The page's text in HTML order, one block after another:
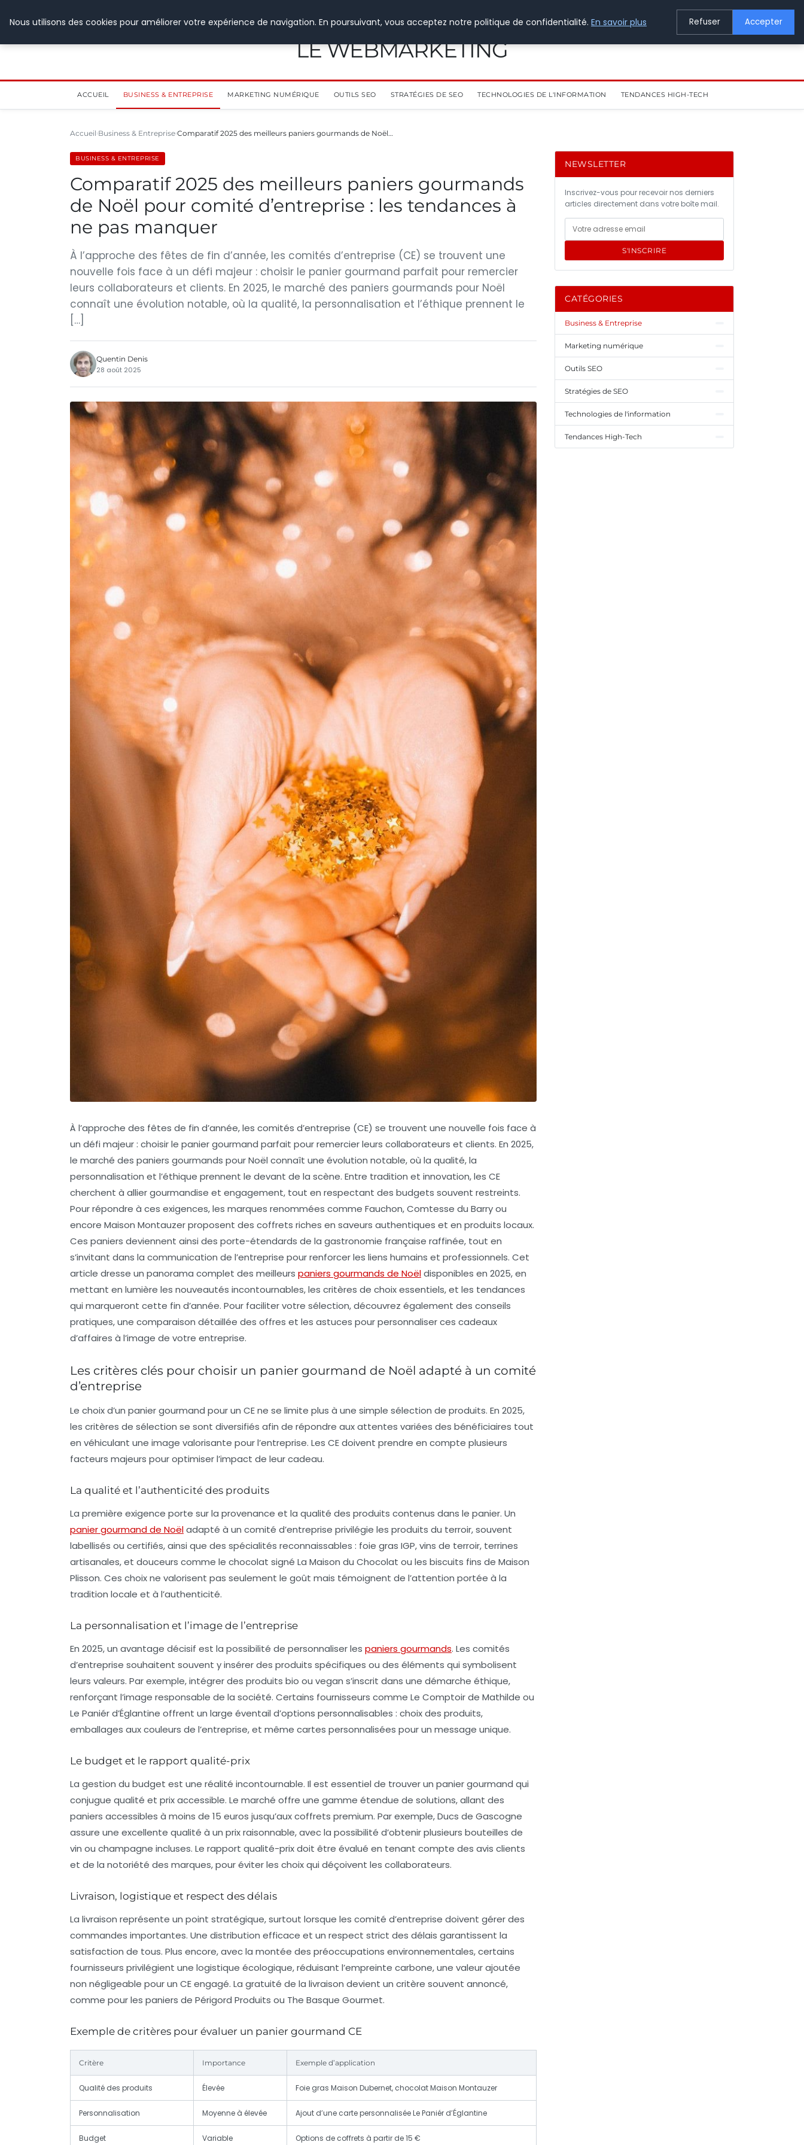
LE WEBMARKETING
ACCUEIL BUSINESS & ENTREPRISE MARKETING NUMÉRIQUE OUTILS SEO STRATÉGIES DE SEO TECHNOLOGIES DE L'INFORMATION TENDANCES HIGH-TECH
Accueil Business & Entreprise Comparatif 2025 des meilleurs paniers gourmands de Noël…
BUSINESS & ENTREPRISE
Comparatif 2025 des meilleurs paniers gourmands
de Noël pour comité d’entreprise : les tendances à
ne pas manquer
À l’approche des fêtes de fin d’année, les comités d’entreprise (CE) se trouvent une
nouvelle fois face à un défi majeur : choisir le panier gourmand parfait pour remercier
leurs collaborateurs et clients. En 2025, le marché des paniers gourmands pour Noël
connaît une évolution notable, où la qualité, la personnalisation et l’éthique prennent le
[…]
Quentin Denis
28 août 2025
À l’approche des fêtes de fin d’année, les comités d’entreprise (CE) se trouvent une nouvelle fois face à
un défi majeur : choisir le panier gourmand parfait pour remercier leurs collaborateurs et clients. En 2025,
le marché des paniers gourmands pour Noël connaît une évolution notable, où la qualité, la
personnalisation et l’éthique prennent le devant de la scène. Entre tradition et innovation, les CE
cherchent à allier gourmandise et engagement, tout en respectant des budgets souvent restreints.
Pour répondre à ces exigences, les marques renommées comme Fauchon, Comtesse du Barry ou
encore Maison Montauzer proposent des coffrets riches en saveurs authentiques et en produits locaux.
Ces paniers deviennent ainsi des porte-étendards de la gastronomie française raffinée, tout en
s’invitant dans la communication de l’entreprise pour renforcer les liens humains et professionnels. Cet
article dresse un panorama complet des meilleurs paniers gourmands de Noëldisponibles en 2025, en
mettant en lumière les nouveautés incontournables, les critères de choix essentiels, et les tendances
qui marqueront cette fin d’année. Pour faciliter votre sélection, découvrez également des conseils
pratiques, une comparaison détaillée des offres et les astuces pour personnaliser ces cadeaux
d’affaires à l’image de votre entreprise.
Les critères clés pour choisir un panier gourmand de Noël adapté à un comité
d’entreprise
Le choix d’un panier gourmand pour un CE ne se limite plus à une simple sélection de produits. En 2025,
les critères de sélection se sont diversifiés afin de répondre aux attentes variées des bénéficiaires tout
en véhiculant une image valorisante pour l’entreprise. Les CE doivent prendre en compte plusieurs
facteurs majeurs pour optimiser l’impact de leur cadeau.
La qualité et l’authenticité des produits
La première exigence porte sur la provenance et la qualité des produits contenus dans le panier. Un
panier gourmand de Noëladapté à un comité d’entreprise privilégie les produits du terroir, souvent
labellisés ou certifiés, ainsi que des spécialités reconnaissables : foie gras IGP, vins de terroir, terrines
artisanales, et douceurs comme le chocolat signé La Maison du Chocolat ou les biscuits fins de Maison
Plisson. Ces choix ne valorisent pas seulement le goût mais témoignent de l’attention portée à la
tradition locale et à l’authenticité.
La personnalisation et l’image de l’entreprise
En 2025, un avantage décisif est la possibilité de personnaliser les paniers gourmands. Les comités
d’entreprise souhaitent souvent y insérer des produits spécifiques ou des éléments qui symbolisent
leurs valeurs. Par exemple, intégrer des produits bio ou vegan s’inscrit dans une démarche éthique,
renforçant l’image responsable de la société. Certains fournisseurs comme Le Comptoir de Mathilde ou
Le Paniér d’Églantine offrent un large éventail d’options personnalisables : choix des produits,
emballages aux couleurs de l’entreprise, et même cartes personnalisées pour un message unique.
Le budget et le rapport qualité-prix
La gestion du budget est une réalité incontournable. Il est essentiel de trouver un panier gourmand qui
conjugue qualité et prix accessible. Le marché offre une gamme étendue de solutions, allant des
paniers accessibles à moins de 15 euros jusqu’aux coffrets premium. Par exemple, Ducs de Gascogne
assure une excellente qualité à un prix raisonnable, avec la possibilité d’obtenir plusieurs bouteilles de
vin ou champagne incluses. Le rapport qualité-prix doit être évalué en tenant compte des avis clients
et de la notoriété des marques, pour éviter les choix qui déçoivent les collaborateurs.
Livraison, logistique et respect des délais
La livraison représente un point stratégique, surtout lorsque les comité d’entreprise doivent gérer des
commandes importantes. Une distribution efficace et un respect strict des délais garantissent la
satisfaction de tous. Plus encore, avec la montée des préoccupations environnementales, certains
fournisseurs privilégient une logistique écologique, réduisant l’empreinte carbone, une valeur ajoutée
non négligeable pour un CE engagé. La gratuité de la livraison devient un critère souvent annoncé,
comme pour les paniers de Périgord Produits ou The Basque Gourmet.
Exemple de critères pour évaluer un panier gourmand CE
Critère Importance Exemple d’application
Qualité des produits Élevée Foie gras Maison Dubernet, chocolat Maison Montauzer
Personnalisation Moyenne à élevée Ajout d’une carte personnalisée Le Paniér d’Églantine
Budget Variable Options de coffrets à partir de 15 €
NEWSLETTER
Inscrivez-vous pour recevoir nos derniers
articles directement dans votre boîte mail.
S'INSCRIRE
CATÉGORIES
Business & Entreprise
Marketing numérique
Outils SEO
Stratégies de SEO
Technologies de l'information
Tendances High-Tech
Nous utilisons des cookies pour améliorer votre expérience de navigation. En poursuivant, vous acceptez notre politique de confidentialité. En savoir plus Refuser Accepter